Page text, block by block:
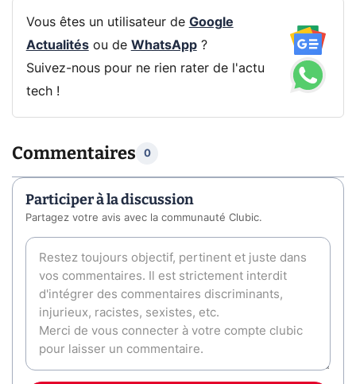
Vous êtes un utilisateur de Google
Actualitésou de WhatsApp?
Suivez-nous pour ne rien rater de l'actu
tech !
Commentaires 0
Participer à la discussion
Partagez votre avis avec la communauté Clubic.